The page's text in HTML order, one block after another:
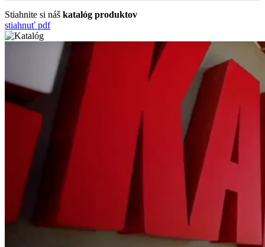
Stiahnite si náš katalóg produktov
stiahnuť pdf